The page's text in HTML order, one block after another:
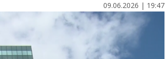
09.06.2026 | 19:47